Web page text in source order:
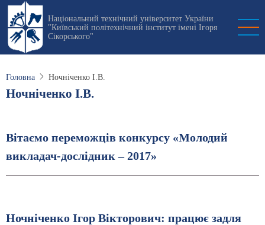
Перейти
основного
вмісту
Національний технічний університет України
"Київський політехнічний інститут імені Ігоря
Сікорського"
Головна Ночніченко І.В.
Ночніченко І.В.
Вітаємо переможців конкурсу «Молодий
викладач-дослідник – 2017»
Ночніченко Ігор Вікторович: працює задля